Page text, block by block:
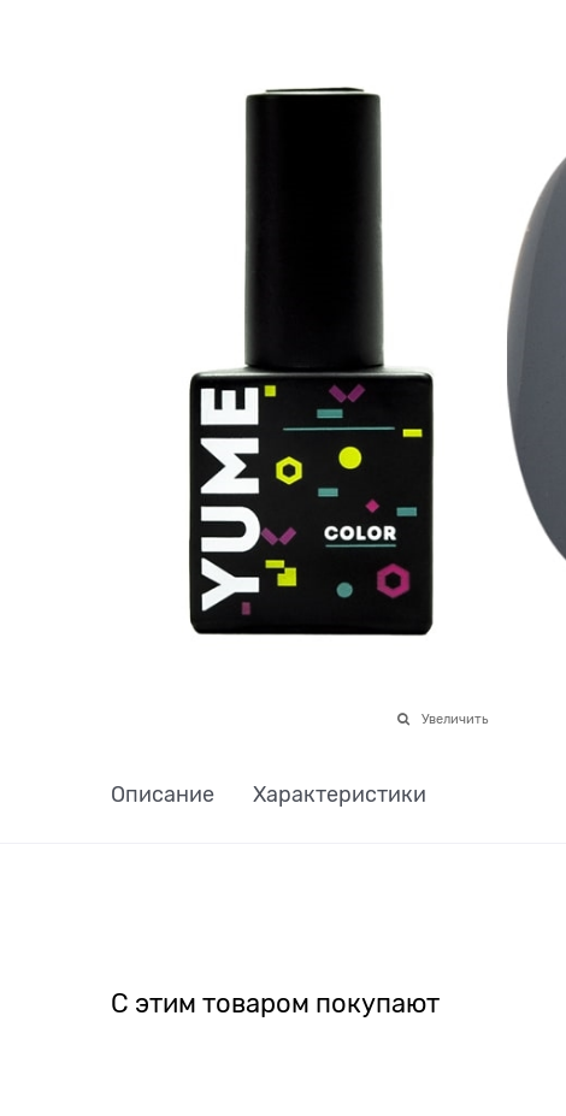
Увеличить
Описание Характеристики
С этим товаром покупают